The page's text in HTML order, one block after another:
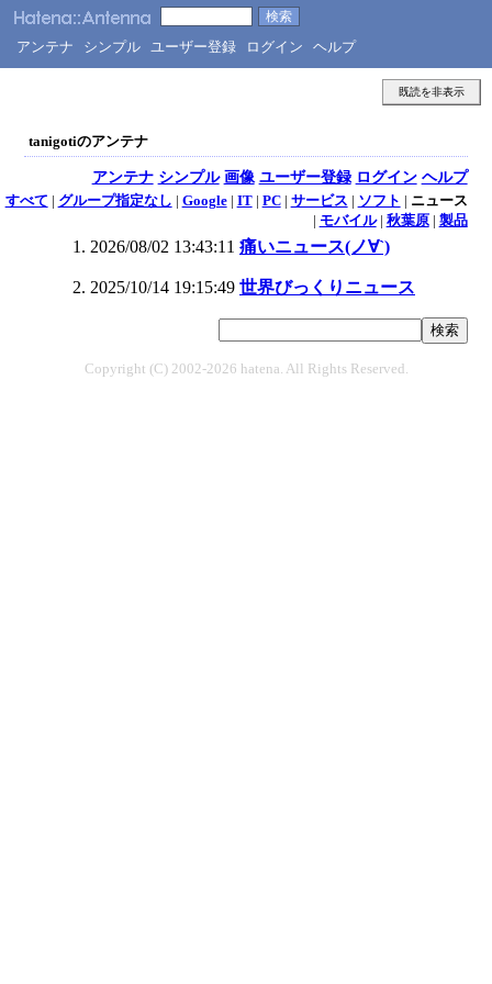
アンテナ シンプル ユーザー登録 ログイン ヘルプ
既読を非表示
tanigotiのアンテナ
アンテナ シンプル 画像 ユーザー登録 ログイン ヘルプ
すべて | グループ指定なし | Google| IT| PC| サービス | ソフト | ニュース
| モバイル| 秋葉原| 製品
2026/08/02 13:43:11 痛いニュース(ノ∀`)
2025/10/14 19:15:49 世界びっくりニュース
Copyright (C) 2002-2026 hatena. All Rights Reserved.